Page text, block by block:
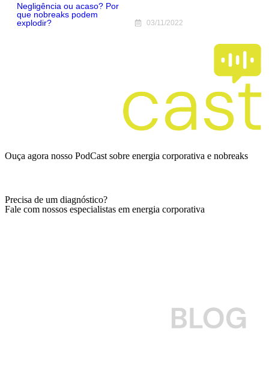
Negligência ou acaso? Por
que nobreaks podem
explodir?
03/11/2022
Ouça agora nosso PodCast sobre energia corporativa e nobreaks
Precisa de um diagnóstico?
Fale com nossos especialistas em energia corporativa